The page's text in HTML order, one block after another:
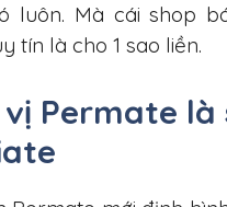
luôn. Mà cái shop
tín là cho 1 sao liền.
Permate là